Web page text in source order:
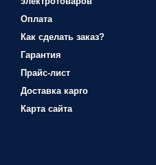
Оплата
Как сделать заказ?
Гарантия
Прайс-лист
Доставка карго
Карта сайта